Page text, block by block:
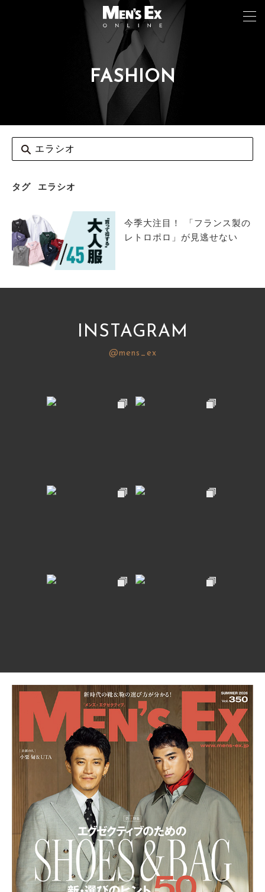
FASHION
タグ エラシオ
今季大注目！ 「フランス製の
レトロポロ」が見逃せない
INSTAGRAM
@mens_ex
CAR&BIKE
LIFESTYLE
MAGAZINE
ABOUT SITE